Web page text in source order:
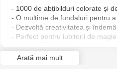
- 1000 de abțibilduri colorate și
- O mulțime de fundaluri pentru
- Dezvoltă creativitatea și
- Perfect pentru iubitorii de magie
Arată mai mult